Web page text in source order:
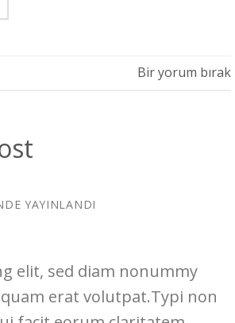
Bir yorum bırak
YAYINLANDI
elit, sed diam nonummy
erat volutpat.Typi non